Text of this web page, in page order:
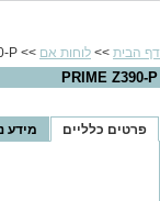
דף הבית >> לוחות אם >>
P
PRIME Z390-P
פרטים כלליים מידע